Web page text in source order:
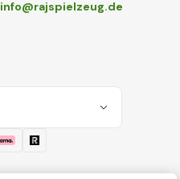
info@rajspielzeug.de